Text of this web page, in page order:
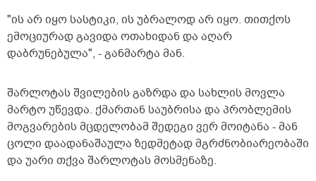
"ის არ იყო სასტიკი, ის უბრალოდ არ იყო. თითქოს
ემოციურად გავიდა ოთახიდან და აღარ
დაბრუნებულა", - განმარტა მან.
შარლოტას შვილების გაზრდა და სახლის მოვლა
მარტო უწევდა. ქმართან საუბრისა და პრობლემის
მოგვარების მცდელობამ შედეგი ვერ მოიტანა - მან
ცოლი დაადანაშაულა ზედმეტად მგრძნობიარეობაში
და უარი თქვა შარლოტას მოსმენაზე.